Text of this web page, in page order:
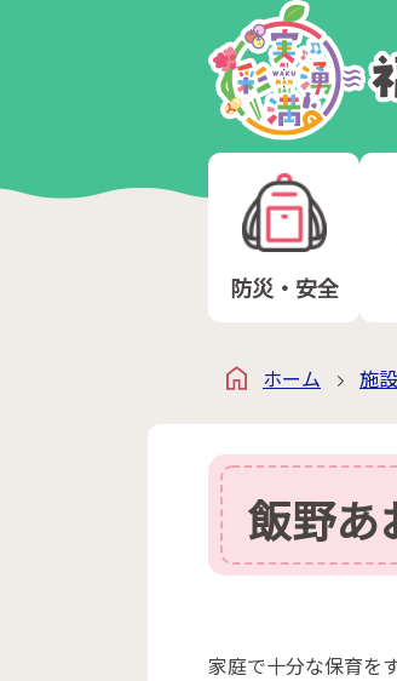
防災・安全
ホーム 施
飯野あ
家庭で十分な保育を